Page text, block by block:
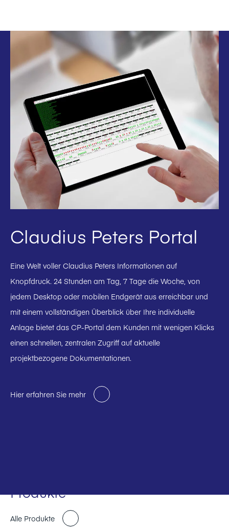
Claudius Peters Portal
Eine Welt voller Claudius Peters Informationen auf
Knopfdruck. 24 Stunden am Tag, 7 Tage die Woche, von
jedem Desktop oder mobilen Endgerät aus erreichbar und
mit einem vollständigen Überblick über Ihre individuelle
Anlage bietet das CP-Portal dem Kunden mit wenigen Klicks
einen schnellen, zentralen Zugriff auf aktuelle
projektbezogene Dokumentationen.
Hier erfahren Sie mehr
Produkte
Alle Produkte